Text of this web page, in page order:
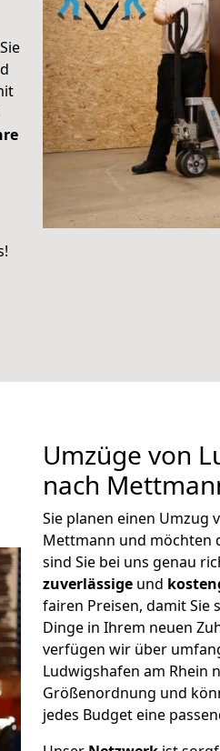
Umzüge von
nach
Sie planen einen Umzug
Mettmann und möchten
sind Sie bei uns genau
zuverlässige und
fairen Preisen, damit Sie
Dinge in Ihrem neuen
verfügen wir über
Ludwigshafen am Rhein
Größenordnung und
jedes Budget eine